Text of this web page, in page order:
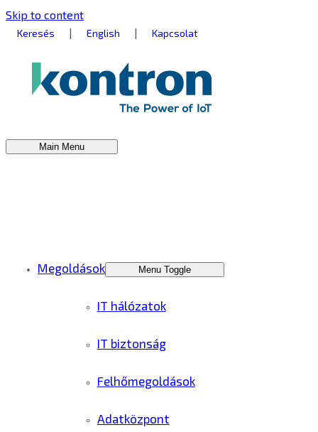
Skip to content
Keresés | English | Kapcsolat
Main Menu
Megoldások Menu Toggle
IT hálózatok
IT biztonság
Felhőmegoldások
Adatközpont